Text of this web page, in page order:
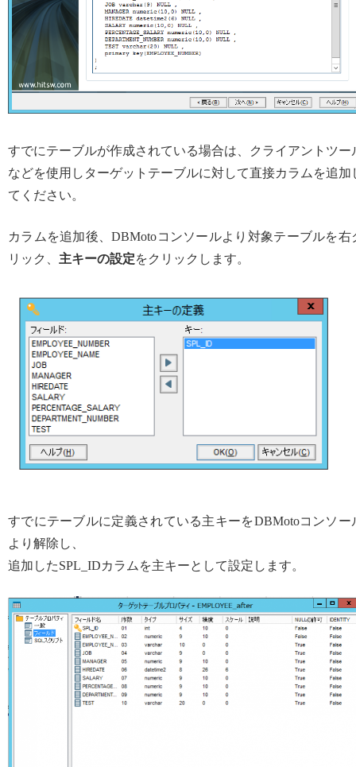
すでにテーブルが作成されている場合は、クライアントツー
などを使用しターゲットテーブルに対して直接カラムを追加
てください。
カラムを追加後、DBMotoコンソールより対象テーブルを右
リック、 主キーの設定をクリックします。
すでにテーブルに定義されている主キーをDBMotoコンソー
より解除し、
追加したSPL_IDカラムを主キーとして設定します。